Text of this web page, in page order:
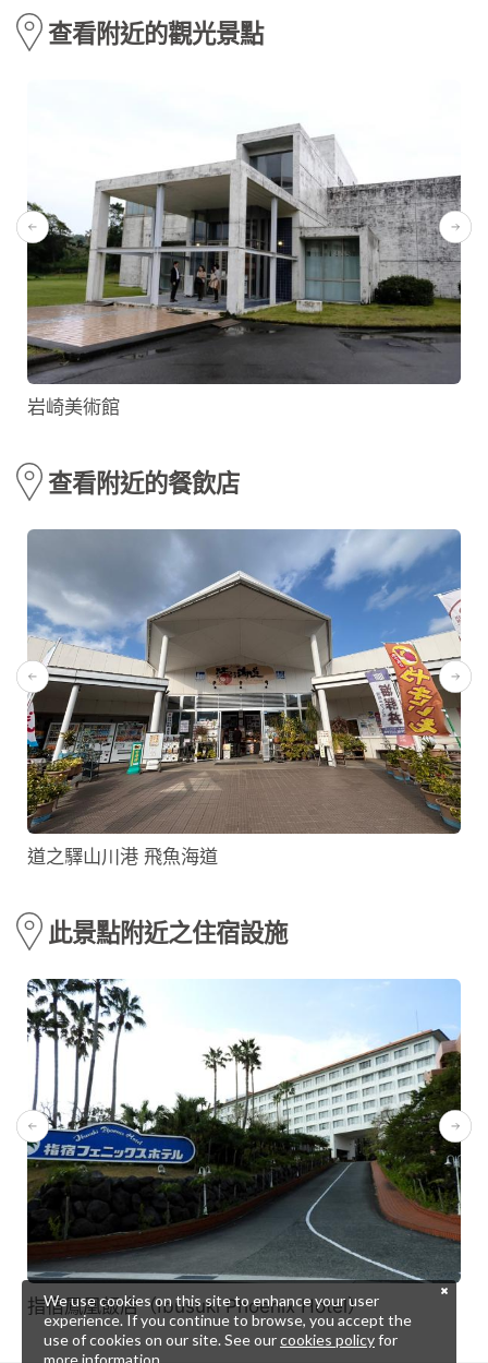
查看附近的觀光景點
岩崎美術館
查看附近的餐飲店
道之驛山川港 飛魚海道
此景點附近之住宿設施
指宿鳳凰飯店（Ibusuki Phoenix Hotel）
We use cookies on this site to enhance your user
experience. If you continue to browse, you accept the
use of cookies on our site. See ourcookies policyfor
more information.